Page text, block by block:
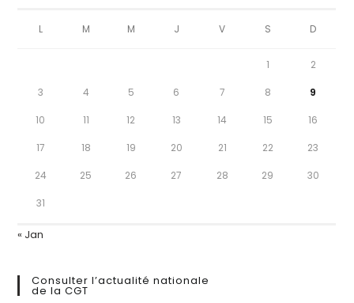
L M M J V S D
1 2
3 4 5 6 7 8 9
10 11 12 13 14 15 16
17 18 19 20 21 22 23
24 25 26 27 28 29 30
31
« Jan
Consulter l’actualité nationale
de la CGT